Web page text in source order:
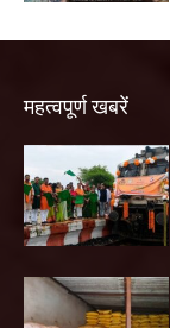
महत्वपूर्ण खबरें